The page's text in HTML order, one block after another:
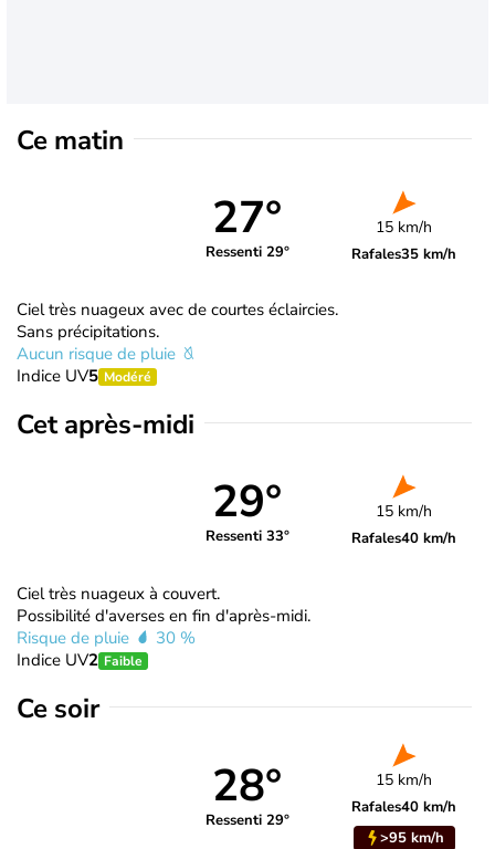
Ce matin
27°
Ressenti 29°
15 km/h
Rafales35 km/h
Ciel très nuageux avec de courtes éclaircies.
Sans précipitations.
Aucun risque de pluie
Indice UV5 Modéré
Cet après-midi
29°
Ressenti 33°
15 km/h
Rafales40 km/h
Ciel très nuageux à couvert.
Possibilité d'averses en fin d'après-midi.
Risque de pluie
30 %
Indice UV2 Faible
Ce soir
28°
Ressenti 29°
15 km/h
Rafales40 km/h
>95 km/h